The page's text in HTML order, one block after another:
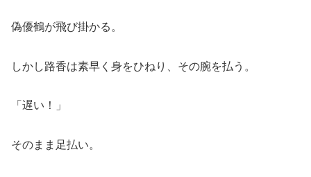
偽優鶴が飛び掛かる。
しかし路香は素早く身をひねり、その腕を払う。
「遅い！」
そのまま足払い。